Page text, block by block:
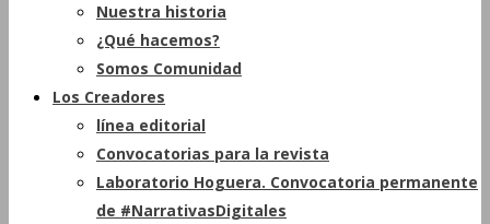
Nuestra historia
¿Qué hacemos?
Somos Comunidad
Los Creadores
línea editorial
Convocatorias para la revista
Laboratorio Hoguera. Convocatoria permanente
de #NarrativasDigitales